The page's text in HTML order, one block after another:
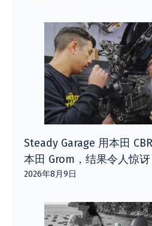
Steady Garage 用本田
本田 Grom，结果令人惊讶
2026年8月9日